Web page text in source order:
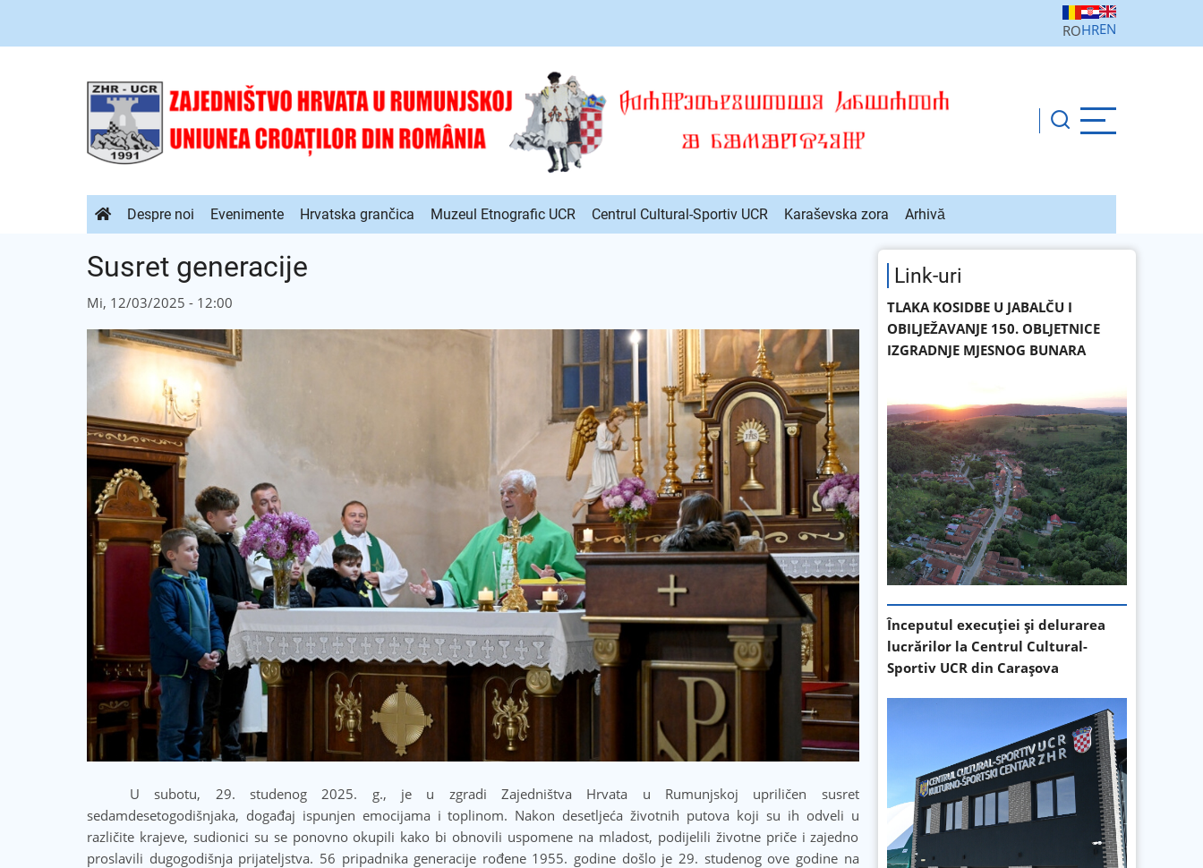
ROHREN
Navigare
Despre noi Evenimente Hrvatska grančica Muzeul Etnografic UCR Centrul Cultural-Sportiv UCR Karaševska zora Arhivă
Susret generacije
Mi, 12/03/2025 - 12:00
U subotu, 29. studenog 2025. g., je u zgradi Zajedništva Hrvata u Rumunjskoj upriličen susret
sedamdesetogodišnjaka, događaj ispunjen emocijama i toplinom. Nakon desetljeća životnih putova koji su ih odveli u
različite krajeve, sudionici su se ponovno okupili kako bi obnovili uspomene na mladost, podijelili životne priče i zajedno
proslavili dugogodišnja prijateljstva. 56 pripadnika generacije rođene 1955. godine došlo je 29. studenog ove godine na
Link-uri
TLAKA KOSIDBE U JABALČU I
OBILJEŽAVANJE 150. OBLJETNICE
IZGRADNJE MJESNOG BUNARA
Începutul execuției și delurarea
lucrărilor la Centrul Cultural-
Sportiv UCR din Carașova